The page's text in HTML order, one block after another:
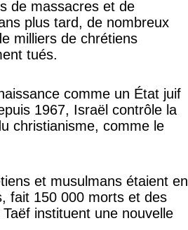
de massacres et de
plus tard, de nombreux
milliers de chrétiens
tués.
comme un État juif
1967, Israël contrôle la
christianisme, comme le
et musulmans étaient en
fait 150 000 morts et des
instituent une nouvelle